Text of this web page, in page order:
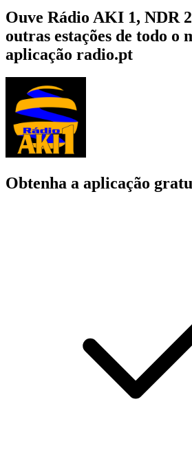
Ouve Rádio AKI 1, NDR
outras estações de todo o
aplicação radio.pt
Obtenha a aplicação